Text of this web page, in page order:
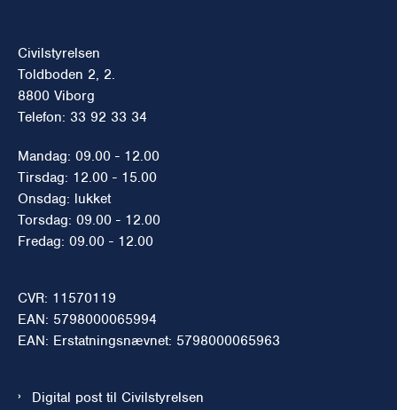
Civilstyrelsen
Toldboden 2, 2.
8800 Viborg
Telefon: 33 92 33 34
Mandag: 09.00 - 12.00
Tirsdag: 12.00 - 15.00
Onsdag: lukket
Torsdag: 09.00 - 12.00
Fredag: 09.00 - 12.00
CVR: 11570119
EAN: 5798000065994
EAN: Erstatningsnævnet: 5798000065963
Digital post til Civilstyrelsen